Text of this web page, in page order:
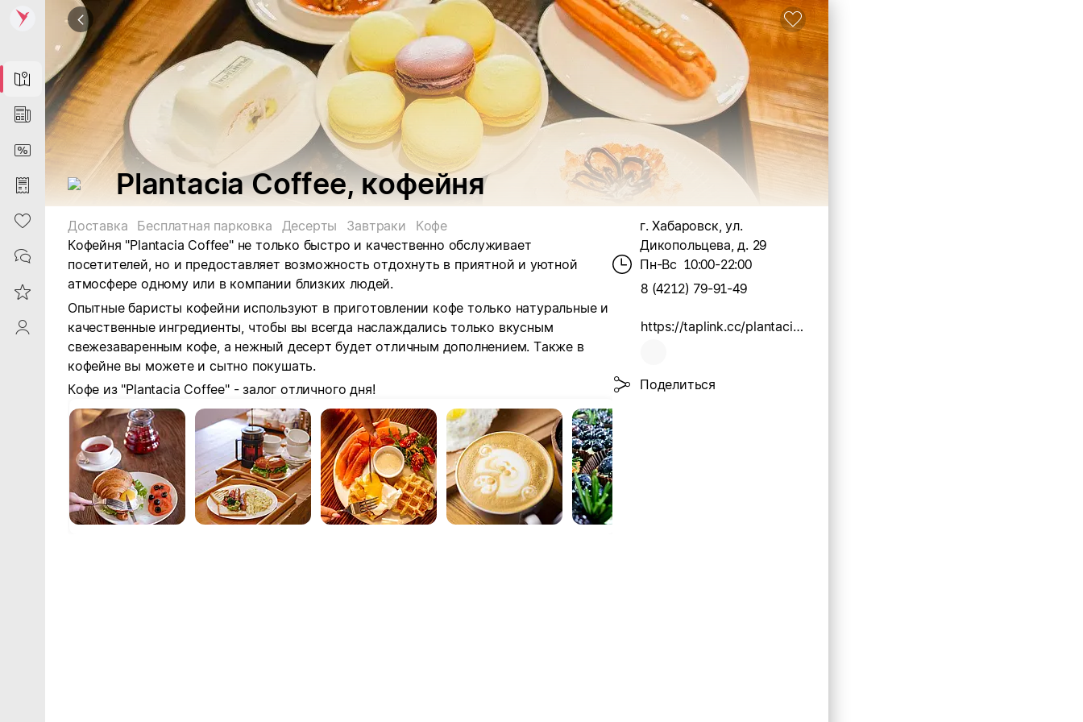
Map
News
DiscountCard
Purchases
Heart
Contacts
Reviews
ProfileSaby
Plantacia Coffee, кофейня
Доставка Бесплатная парковка Десерты Завтраки
Кофе
Кофейня "Plantacia Coffee" не только быстро и качественно обслуживает
посетителей, но и предоставляет возможность отдохнуть в приятной и уютной
атмосфере одному или в компании близких людей.
Опытные баристы кофейни используют в приготовлении кофе только натуральные и
качественные ингредиенты, чтобы вы всегда наслаждались только вкусным
свежезаваренным кофе, а нежный десерт будет отличным дополнением. Также в
кофейне вы можете и сытно покушать.
Кофе из "Plantacia Coffee" - залог отличного дня!
г. Хабаровск, ул.
Дикопольцева, д. 29
Пн-Вс 10:00-22:00
8 (4212) 79-91-49
https://taplink.cc/plantaciacoffee
Поделиться